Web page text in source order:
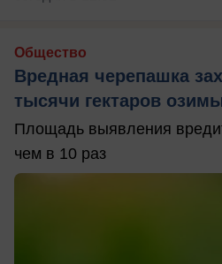
Общество
Вредная черепашка
тысячи гектаров
Площадь выявления
чем в 10 раз